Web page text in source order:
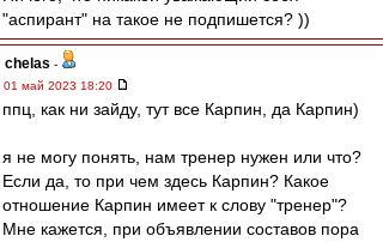
"аспирант" на такое не подпишется? ))
chelas -
01 май 2023 18:20
ппц, как ни зайду, тут все Карпин, да Карпин)
я не могу понять, нам тренер нужен или что?
Если да, то при чем здесь Карпин? Какое
отношение Карпин имеет к слову "тренер"?
Мне кажется, при объявлении составов пора